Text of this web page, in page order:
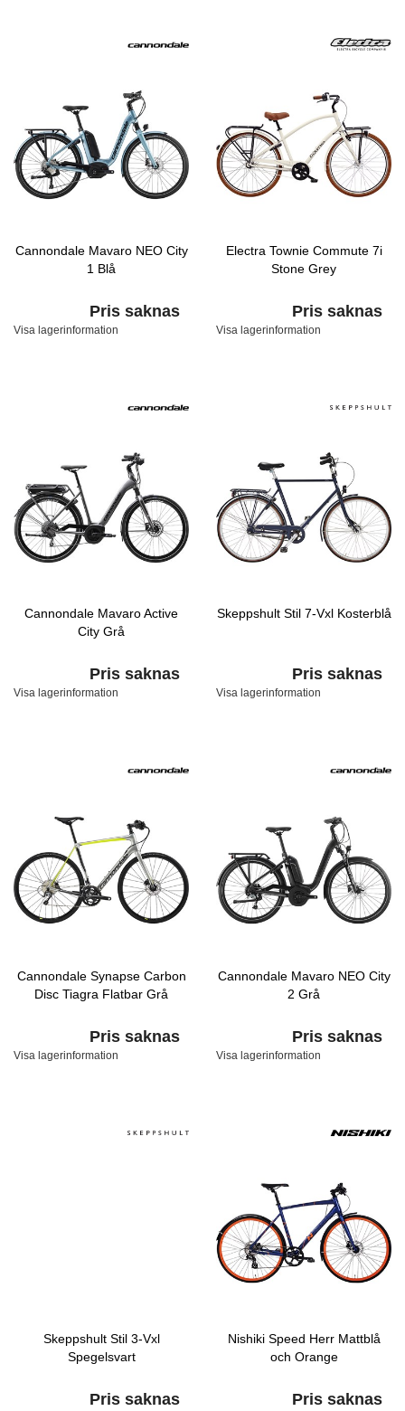
Cannondale Mavaro NEO City
1 Blå
Pris saknas
Visa lagerinformation
Electra Townie Commute 7i
Stone Grey
Pris saknas
Visa lagerinformation
Cannondale Mavaro Active
City Grå
Pris saknas
Visa lagerinformation
Skeppshult Stil 7-Vxl Kosterblå
Pris saknas
Visa lagerinformation
Cannondale Synapse Carbon
Disc Tiagra Flatbar Grå
Pris saknas
Visa lagerinformation
Cannondale Mavaro NEO City
2 Grå
Pris saknas
Visa lagerinformation
Skeppshult Stil 3-Vxl
Spegelsvart
Pris saknas
Nishiki Speed Herr Mattblå
och Orange
Pris saknas